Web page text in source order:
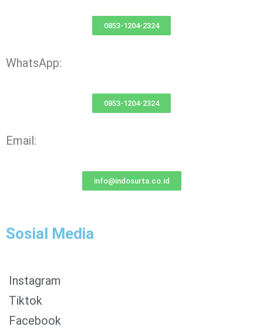
0853-1204-2324
WhatsApp:
0853-1204-2324
Email:
info@indosurta.co.id
Sosial Media
Instagram
Tiktok
Facebook